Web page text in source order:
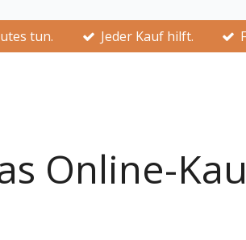
tun. Jeder Kauf hilft.
Online-